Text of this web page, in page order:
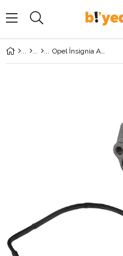
Opel İnsignia A 1.6 Benzinli 115 BG ve 180 BG Devirdaim Su Pompası AİRTEX